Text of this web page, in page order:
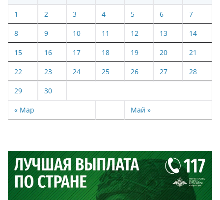
« Мар Май »
1 2 3 4 5 6 7
8 9 10 11 12 13 14
15 16 17 18 19 20 21
22 23 24 25 26 27 28
29 30